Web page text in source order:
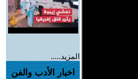
المزيد.....
اخبار الأدب والفن